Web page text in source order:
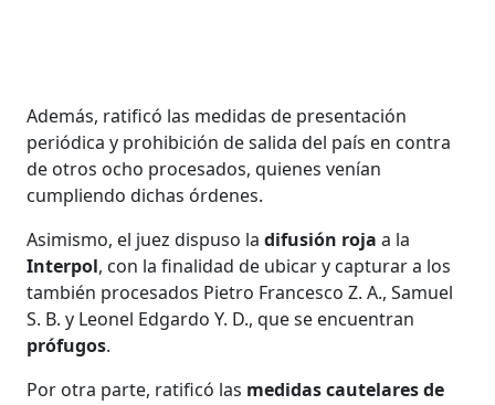
Además, ratificó las medidas de presentación
periódica y prohibición de salida del país en contra
de otros ocho procesados, quienes venían
cumpliendo dichas órdenes.
Asimismo, el juez dispuso ladifusión roja a la
Interpol, con la finalidad de ubicar y capturar a los
también procesados Pietro Francesco Z. A., Samuel
S. B. y Leonel Edgardo Y. D., que se encuentran
prófugos.
Por otra parte, ratificó las medidas cautelares de